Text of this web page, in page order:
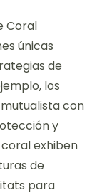
Coral
únicas
de
los
con
y
exhiben
de
para